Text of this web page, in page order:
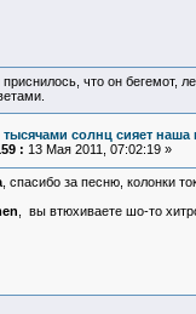
что он бегемот,
тысячами солнц сияет наша
: 13 Мая 2011, 07:02:19 »
, спасибо за песню, колонки
, вы втюхиваете шо-то